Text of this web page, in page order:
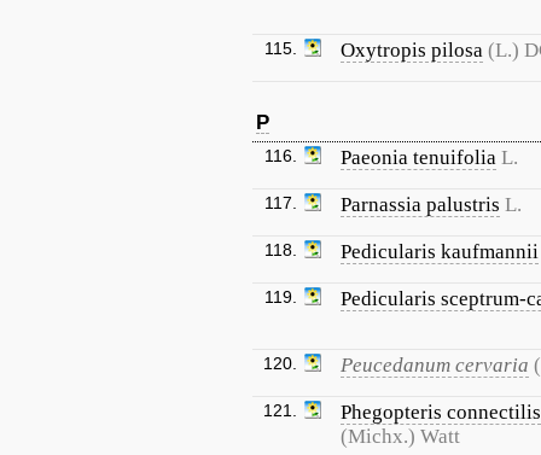
115. Oxytropis pilosa (L.)
P
116. Paeonia tenuifolia L.
117. Parnassia palustris L.
118. Pedicularis kaufmannii
119. Pedicularis sceptrum-
120. Peucedanum cervaria
121.
Phegopteris connectilis
(Michx.) Watt